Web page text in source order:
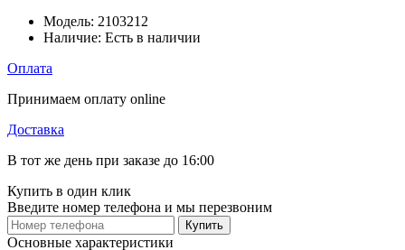
Модель: 2103212
Наличие: Есть в наличии
Оплата
Принимаем оплату online
Доставка
В тот же день при заказе до 16:00
Купить в один клик
Введите номер телефона и мы перезвоним
Купить
Основные характеристики